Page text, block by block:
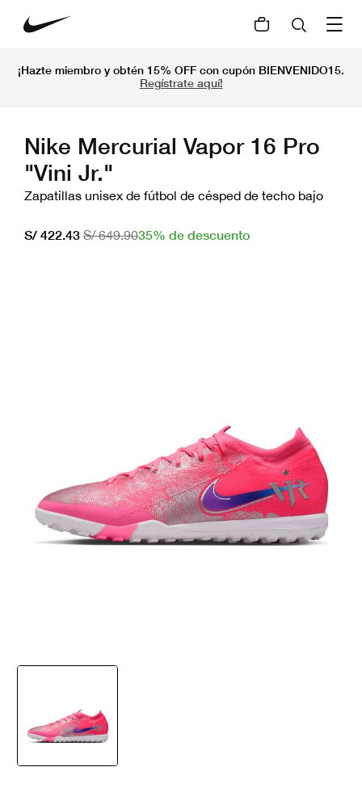
¡Hazte miembro y obtén 15% OFF con cupón BIENVENIDO15.
Regístrate aquí!
Nike Mercurial Vapor 16 Pro
"Vini Jr."
Zapatillas unisex de fútbol de césped de techo bajo
S/ 422.43 S/ 649.9035% de descuento